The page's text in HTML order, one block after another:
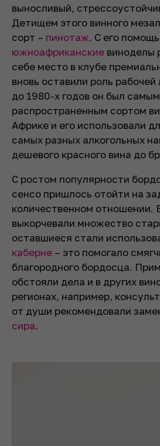
выносливый,
Детищем этого винного
сорт – пинотаж. С его
южноафриканские виноделы
себе место в клубе
вновь оставили роль
до 1980-х годов он был самым
распространенным сортом
Африке и его использовали
самых разных алкогольных
дешевого красного вина до
С ростом популярности
сенсо пришлось отойти на
количественном отношении.
выкорчевали множество
оставшиеся стали
каберне – это помогало
благородного бордосца.
обстояли дела и в других
регионах, например,
от души рекомендовали
сира.